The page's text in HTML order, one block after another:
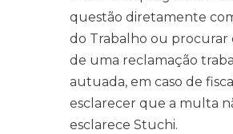
questão diretamente
do Trabalho ou procurar
de uma reclamação
autuada, em caso de
esclarecer que a multa
esclarece Stuchi.